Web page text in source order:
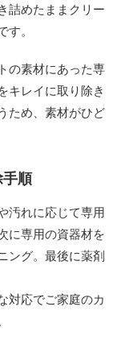
詰めたままクリー
す。
の素材にあった専
キレイに取り除き
ため、素材がひど
手順
汚れに応じて専用
に専用の資器材を
ング。最後に薬剤
対応でご家庭のカ